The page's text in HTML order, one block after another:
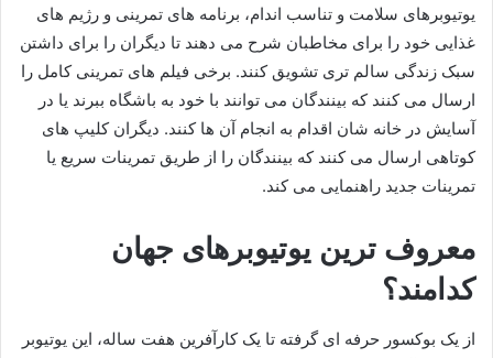
یوتیوبرهای سلامت و تناسب اندام، برنامه‌ های تمرینی و رژیم‌ های
غذایی خود را برای مخاطبان شرح می‌ دهند تا دیگران را برای داشتن
سبک زندگی سالم‌ تری تشویق کنند. برخی فیلم‌ های تمرینی کامل را
ارسال می‌ کنند که بینندگان می‌ توانند با خود به باشگاه ببرند یا در
آسایش در خانه‌ شان اقدام به انجام آن ها کنند. دیگران کلیپ های
کوتاهی ارسال می کنند که بینندگان را از طریق تمرینات سریع یا
تمرینات جدید راهنمایی می کند.
معروف ترین یوتیوبرهای جهان
کدامند؟
از یک بوکسور حرفه ای گرفته تا یک کارآفرین هفت ساله، این یوتیوبر